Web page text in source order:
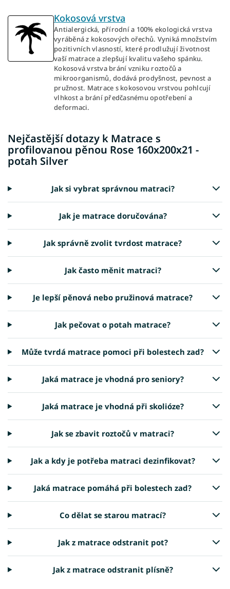
Kokosová vrstva
Antialergická, přírodní a 100% ekologická vrstva
vyráběná z kokosových ořechů. Vyniká množstvím
pozitivních vlasností, které prodlužují životnost
vaší matrace a zlepšují kvalitu vašeho spánku.
Kokosová vrstva brání vzniku roztočů a
mikroorganismů, dodává prodyšnost, pevnost a
pružnost. Matrace s kokosovou vrstvou pohlcují
vlhkost a brání předčasnému opotřebení a
deformaci.
Nejčastější dotazy k Matrace s
profilovanou pěnou Rose 160x200x21 -
potah Silver
Jak si vybrat správnou matraci?
Jak je matrace doručována?
Jak správně zvolit tvrdost matrace?
Jak často měnit matraci?
Je lepší pěnová nebo pružinová matrace?
Jak pečovat o potah matrace?
Může tvrdá matrace pomoci při bolestech zad?
Jaká matrace je vhodná pro seniory?
Jaká matrace je vhodná při skolióze?
Jak se zbavit roztočů v matraci?
Jak a kdy je potřeba matraci dezinfikovat?
Jaká matrace pomáhá při bolestech zad?
Co dělat se starou matrací?
Jak z matrace odstranit pot?
Jak z matrace odstranit plísně?